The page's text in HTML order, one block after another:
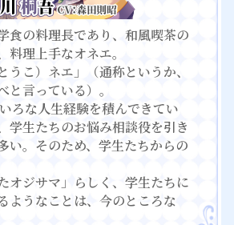
食の料理長であり、和風喫茶の
料理上手なオネエ。
うこ）ネエ」（通称というか、
と言っている）。
ろな人生経験を積んできてい
学生たちのお悩み相談役を引き
い。そのため、学生たちからの
オジサマ」らしく、学生たちに
ようなことは、今のところな